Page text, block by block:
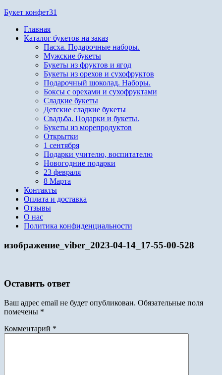
Перейти
содержимому
Букет конфет31
Главная
Каталог букетов на заказ
Пасха. Подарочные наборы.
Мужские букеты
Букеты из фруктов и ягод
Букеты из орехов и сухофруктов
Подарочный шоколад. Наборы.
Боксы с орехами и сухофруктами
Сладкие букеты
Детские сладкие букеты
Свадьба. Подарки и букеты.
Букеты из морепродуктов
Открытки
1 сентября
Подарки учителю, воспитателю
Новогодние подарки
23 февраля
8 Марта
Контакты
Оплата и доставка
Отзывы
О нас
Политика конфиденциальности
изображение_viber_2023-04-14_17-55-00-528
Оставить ответ
Ваш адрес email не будет опубликован. Обязательные поля
помечены *
Комментарий *